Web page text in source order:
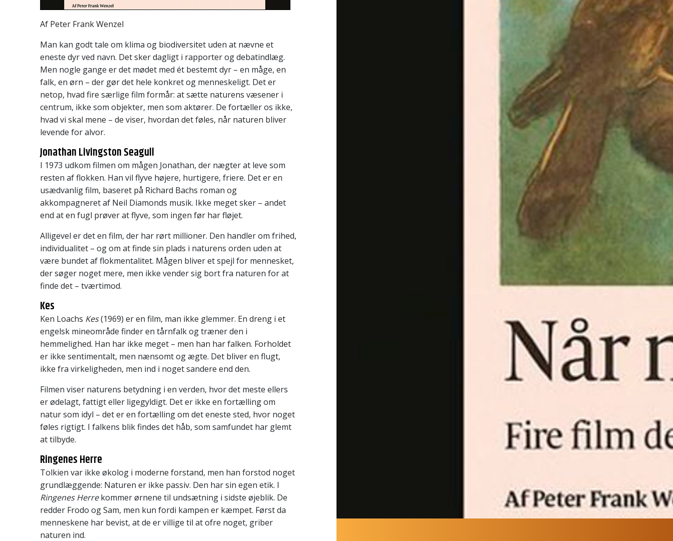
Af Peter Frank Wenzel
Man kan godt tale om klima og biodiversitet uden at nævne et
eneste dyr ved navn. Det sker dagligt i rapporter og debatindlæg.
Men nogle gange er det mødet med ét bestemt dyr – en måge, en
falk, en ørn – der gør det hele konkret og menneskeligt. Det er
netop, hvad fire særlige film formår: at sætte naturens væsener i
centrum, ikke som objekter, men som aktører. De fortæller os ikke,
hvad vi skal mene – de viser, hvordan det føles, når naturen bliver
levende for alvor.
Jonathan Livingston Seagull
I 1973 udkom filmen om mågen Jonathan, der nægter at leve som
resten af flokken. Han vil flyve højere, hurtigere, friere. Det er en
usædvanlig film, baseret på Richard Bachs roman og
akkompagneret af Neil Diamonds musik. Ikke meget sker – andet
end at en fugl prøver at flyve, som ingen før har fløjet.
Alligevel er det en film, der har rørt millioner. Den handler om frihed,
individualitet – og om at finde sin plads i naturens orden uden at
være bundet af flokmentalitet. Mågen bliver et spejl for mennesket,
der søger noget mere, men ikke vender sig bort fra naturen for at
finde det – tværtimod.
Kes
Ken Loachs Kes(1969) er en film, man ikke glemmer. En dreng i et
engelsk mineområde finder en tårnfalk og træner den i
hemmelighed. Han har ikke meget – men han har falken. Forholdet
er ikke sentimentalt, men nænsomt og ægte. Det bliver en flugt,
ikke fra virkeligheden, men ind i noget sandere end den.
Filmen viser naturens betydning i en verden, hvor det meste ellers
er ødelagt, fattigt eller ligegyldigt. Det er ikke en fortælling om
natur som idyl – det er en fortælling om det eneste sted, hvor noget
føles rigtigt. I falkens blik findes det håb, som samfundet har glemt
at tilbyde.
Ringenes Herre
Tolkien var ikke økolog i moderne forstand, men han forstod noget
grundlæggende: Naturen er ikke passiv. Den har sin egen etik. I
Ringenes Herrekommer ørnene til undsætning i sidste øjeblik. De
redder Frodo og Sam, men kun fordi kampen er kæmpet. Først da
menneskene har bevist, at de er villige til at ofre noget, griber
naturen ind.